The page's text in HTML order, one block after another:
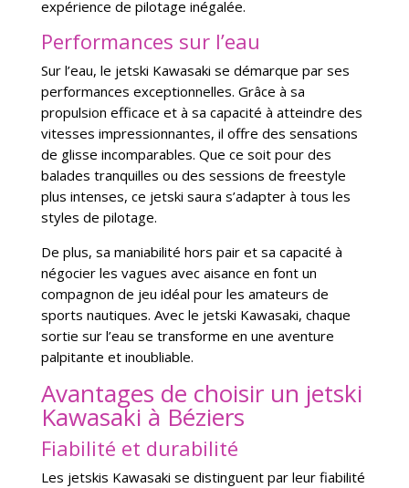
expérience de pilotage inégalée.
Performances sur l’eau
Sur l’eau, le jetski Kawasaki se démarque par ses
performances exceptionnelles. Grâce à sa
propulsion efficace et à sa capacité à atteindre des
vitesses impressionnantes, il offre des sensations
de glisse incomparables. Que ce soit pour des
balades tranquilles ou des sessions de freestyle
plus intenses, ce jetski saura s’adapter à tous les
styles de pilotage.
De plus, sa maniabilité hors pair et sa capacité à
négocier les vagues avec aisance en font un
compagnon de jeu idéal pour les amateurs de
sports nautiques. Avec le jetski Kawasaki, chaque
sortie sur l’eau se transforme en une aventure
palpitante et inoubliable.
Avantages de choisir un jetski
Kawasaki à Béziers
Fiabilité et durabilité
Les jetskis Kawasaki se distinguent par leur fiabilité